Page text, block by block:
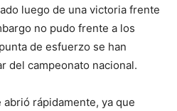
luego de una victoria frente
no pudo frente a los
de esfuerzo se han
del campeonato nacional.
rápidamente, ya que